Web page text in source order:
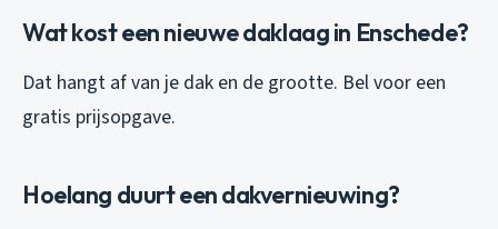
Wat kost een nieuwe daklaag in Enschede?
Dat hangt af van je dak en de grootte. Bel voor een
gratis prijsopgave.
Hoelang duurt een dakvernieuwing?